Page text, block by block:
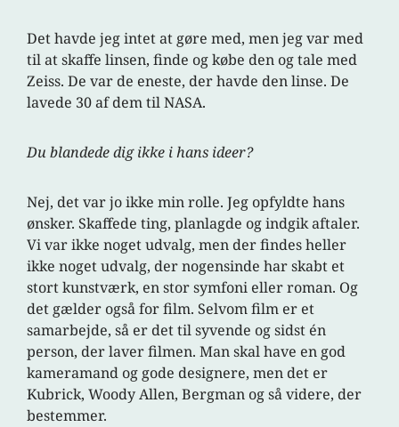
Det havde jeg intet at gøre med, men jeg var med
til at skaffe linsen, finde og købe den og tale med
Zeiss. De var de eneste, der havde den linse. De
lavede 30 af dem til NASA.
Du blandede dig ikke i hans ideer?
Nej, det var jo ikke min rolle. Jeg opfyldte hans
ønsker. Skaffede ting, planlagde og indgik aftaler.
Vi var ikke noget udvalg, men der findes heller
ikke noget udvalg, der nogensinde har skabt et
stort kunstværk, en stor symfoni eller roman. Og
det gælder også for film. Selvom film er et
samarbejde, så er det til syvende og sidst én
person, der laver filmen. Man skal have en god
kameramand og gode designere, men det er
Kubrick, Woody Allen, Bergman og så videre, der
bestemmer.